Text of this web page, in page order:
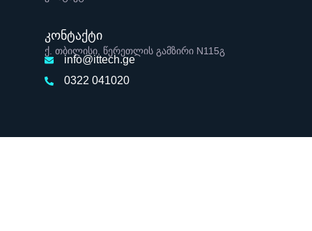
კონტაქტი
ქ. თბილისი, წერეთლის გამზირი N115გ
info@ittech.ge
0322 041020